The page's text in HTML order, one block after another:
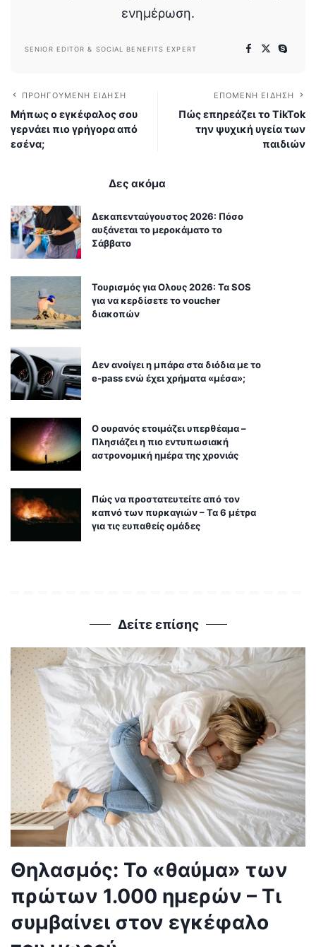
ενημέρωση.
SENIOR EDITOR & SOCIAL BENEFITS EXPERT
ΠΡΟΗΓΟΎΜΕΝΗ ΕΊΔΗΣΗ
Μήπως ο εγκέφαλος σου
γερνάει πιο γρήγορα από
εσένα;
ΕΠΌΜΕΝΗ ΕΊΔΗΣΗ
Πώς επηρεάζει το TikTok
την ψυχική υγεία των
παιδιών
Δες ακόμα
Δεκαπενταύγουστος 2026: Πόσο
αυξάνεται το μεροκάματο το
Σάββατο
Τουρισμός για Ολους 2026: Τα SOS
για να κερδίσετε το voucher
διακοπών
Δεν ανοίγει η μπάρα στα διόδια με το
e-pass ενώ έχει χρήματα «μέσα»;
Ο ουρανός ετοιμάζει υπερθέαμα –
Πλησιάζει η πιο εντυπωσιακή
αστρονομική ημέρα της χρονιάς
Πώς να προστατευτείτε από τον
καπνό των πυρκαγιών – Τα 6 μέτρα
για τις ευπαθείς ομάδες
Δείτε επίσης
Θηλασμός: Το «θαύμα» των
πρώτων 1.000 ημερών – Τι
συμβαίνει στον εγκέφαλο